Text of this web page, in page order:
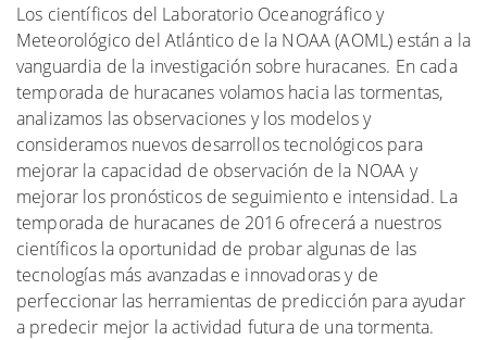
Los científicos del Laboratorio Oceanográfico y
Meteorológico del Atlántico de la NOAA (AOML) están a la
vanguardia de la investigación sobre huracanes. En cada
temporada de huracanes volamos hacia las tormentas,
analizamos las observaciones y los modelos y
consideramos nuevos desarrollos tecnológicos para
mejorar la capacidad de observación de la NOAA y
mejorar los pronósticos de seguimiento e intensidad. La
temporada de huracanes de 2016 ofrecerá a nuestros
científicos la oportunidad de probar algunas de las
tecnologías más avanzadas e innovadoras y de
perfeccionar las herramientas de predicción para ayudar
a predecir mejor la actividad futura de una tormenta.